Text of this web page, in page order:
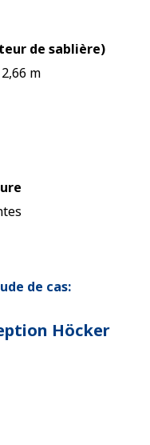
de sablière)
m
de cas:
Höcker